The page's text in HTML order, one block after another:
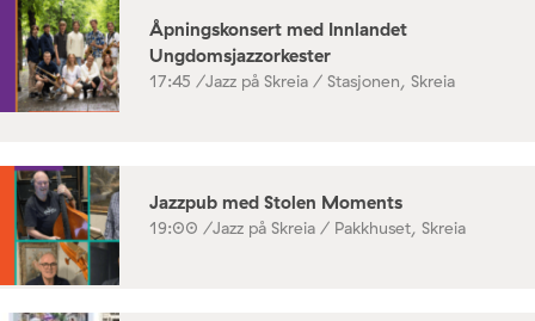
Åpningskonsert med Innlandet
Ungdomsjazzorkester
17:45 /Jazz på Skreia / Stasjonen, Skreia
Jazzpub med Stolen Moments
19:00 /Jazz på Skreia / Pakkhuset, Skreia